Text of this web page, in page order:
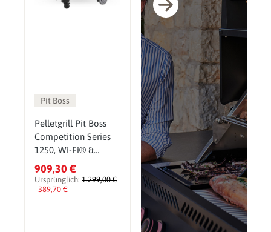
Pit Boss
Pelletgrill Pit Boss
Competition Series
1250, Wi-Fi® &
Bluetooth®
Pelletsmoker & Grill
909,30 €
Ursprünglich: 1.299,00 €
-389,70 €